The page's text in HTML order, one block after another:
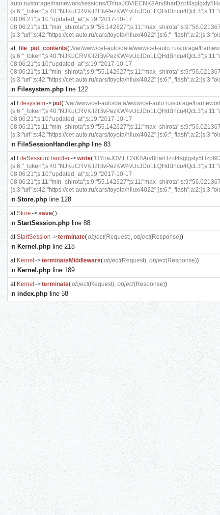
auto.ru/storage/framework/sessions/
08:06:21";s:10:"updated_at";s:19:"2017-10-17
{s:3:"url";s:42:"https://cet-auto.ru/cars/toyota/hilux/
at file_put_contents('/var/www/cet-auto/data/www/cet-auto.ru/storage/
08:06:21";s:10:"updated_at";s:19:"2017-10-17
{s:3:"url";s:42:"https://cet-auto.ru/cars/toyota/hilux/
in Filesystem.php line 122
at Filesystem->put('/var/www/cet-auto/data/www/cet-auto.ru/storage/
08:06:21";s:10:"updated_at";s:19:"2017-10-17
{s:3:"url";s:42:"https://cet-auto.ru/cars/toyota/hilux/
in FileSessionHandler.php line 83
at FileSessionHandler->write(
08:06:21";s:10:"updated_at";s:19:"2017-10-17
{s:3:"url";s:42:"https://cet-auto.ru/cars/toyota/hilux/
in Store.php line 128
atStore ->save()
in StartSession.php line 88
atStartSession ->terminate(object(Request), object(Response))
in Kernel.php line 218
at Kernel ->terminateMiddleware(object(Request), object(Response))
in Kernel.php line 189
at Kernel ->terminate(object(Request), object(Response))
in index.php line 58